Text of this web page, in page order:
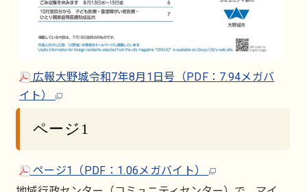
広報大野城令和7年8月1日号（PDF：7.94メガバ
イト）
ページ1
ページ1（PDF：1.06メガバイト）